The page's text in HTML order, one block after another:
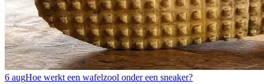
6 augHoe werkt een wafelzool onder een sneaker?